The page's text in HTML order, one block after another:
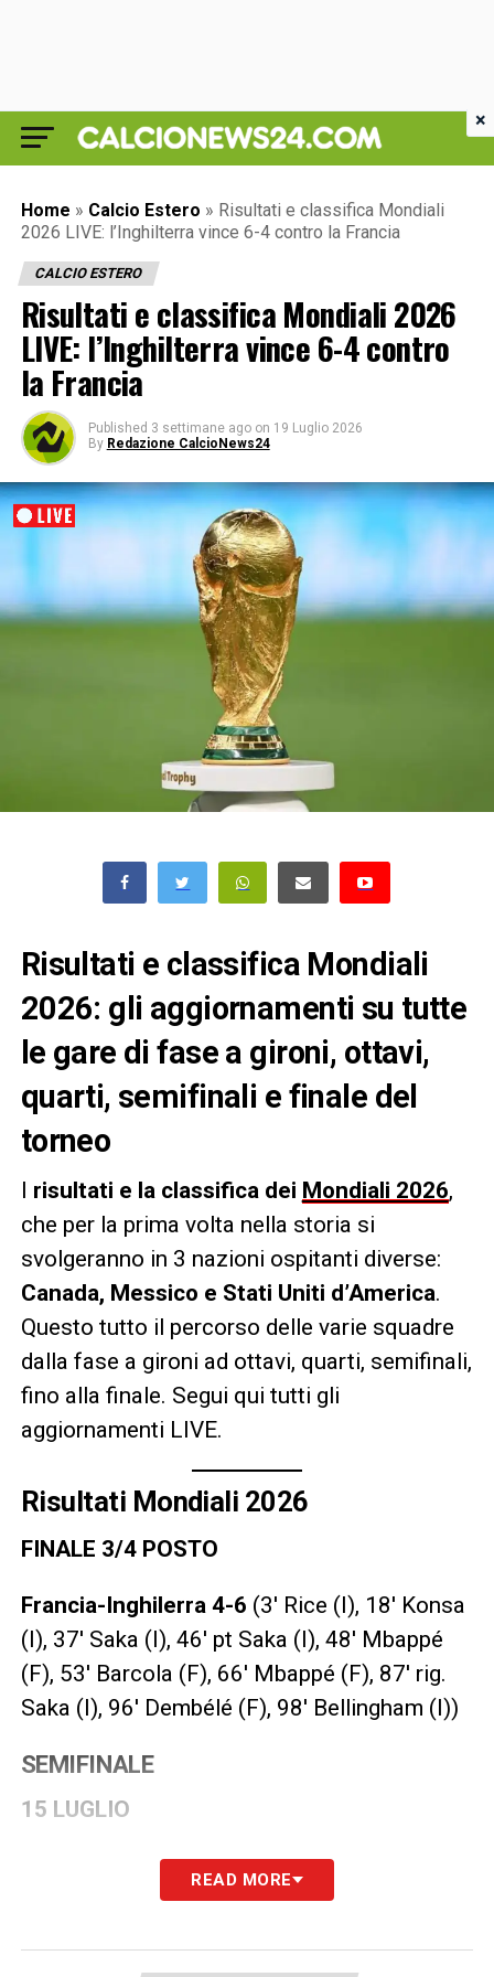
Home » Calcio Estero » Risultati e classifica Mondiali
2026 LIVE: l’Inghilterra vince 6-4 contro la Francia
CALCIO ESTERO
Risultati e classifica Mondiali 2026
LIVE: l’Inghilterra vince 6-4 contro
la Francia
Published 3 settimane ago on 19 Luglio 2026
By Redazione CalcioNews24
Risultati e classifica Mondiali
2026: gli aggiornamenti su tutte
le gare di fase a gironi, ottavi,
quarti, semifinali e finale del
torneo
risultati e la classifica dei Mondiali 2026,
che per la prima volta nella storia si
svolgeranno in 3 nazioni ospitanti diverse:
Canada, Messico e Stati Uniti d’America.
Questo tutto il percorso delle varie squadre
dalla fase a gironi ad ottavi, quarti, semifinali,
fino alla finale. Segui qui tutti gli
aggiornamenti LIVE.
Risultati Mondiali 2026
FINALE 3/4 POSTO
Francia-Inghilerra 4-6 (3′ Rice (I), 18′ Konsa
(I), 37′ Saka (I), 46′ pt Saka (I), 48′ Mbappé
(F), 53′ Barcola (F), 66′ Mbappé (F), 87′ rig.
Saka (I), 96′ Dembélé (F), 98′ Bellingham (I))
SEMIFINALE
15 LUGLIO
Inghilterra Argentina 1-2(55′ Gordon, 85′
Enzo Fernandez, 92′ Lautaro Martinez)
14 LUGLIO
READ MORE
×